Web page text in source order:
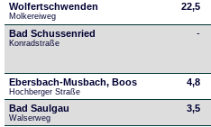
Wolfertschwenden
Molkereiweg
22,5
Bad Schussenried
Konradstraße
-
Ebersbach-Musbach, Boos
Hochberger Straße
4,8
Bad Saulgau
Walserweg
3,5